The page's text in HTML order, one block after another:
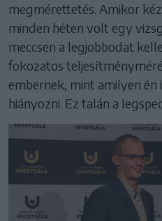
megmérettetés. Amikor
minden héten volt egy
meccsen a legjobbodat
fokozatos
embernek, mint amilyen
hiányozni. Ez talán a